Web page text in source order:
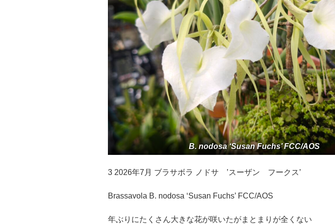
B. nodosa ‘Susan Fuchs’ FCC/AOS
3 2026年7月 ブラサボラ ノドサ ’スーザン フークス’
Brassavola B. nodosa ‘Susan Fuchs’ FCC/AOS
年ぶりにたくさん大きな花が咲いたがまとまりが全くない